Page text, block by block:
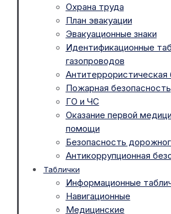
Охрана труда
План эвакуации
Эвакуационные знаки
Идентификационные
газопроводов
Антитеррористическая
Пожарная безопасность
ГО и ЧС
Оказание первой
помощи
Безопасность
Антикоррупционная
Таблички
Информационные
Навигационные
Медицинские